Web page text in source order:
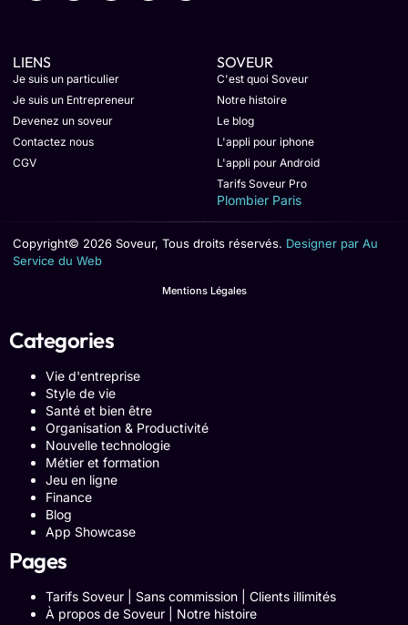
LIENS
Je suis un particulier
Je suis un Entrepreneur
Devenez un soveur
Contactez nous
CGV
SOVEUR
C'est quoi Soveur
Notre histoire
Le blog
L'appli pour iphone
L'appli pour Android
Tarifs Soveur Pro
Plombier Paris
Copyright© 2026 Soveur, Tous droits réservés. Designer par Au
Service du Web
Mentions Légales
Categories
Vie d'entreprise
Style de vie
Santé et bien être
Organisation & Productivité
Nouvelle technologie
Métier et formation
Jeu en ligne
Finance
Blog
App Showcase
Pages
Tarifs Soveur | Sans commission | Clients illimités
À propos de Soveur | Notre histoire